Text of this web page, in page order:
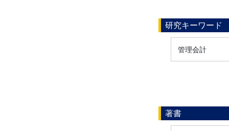
研究キーワード
管理会計
著書